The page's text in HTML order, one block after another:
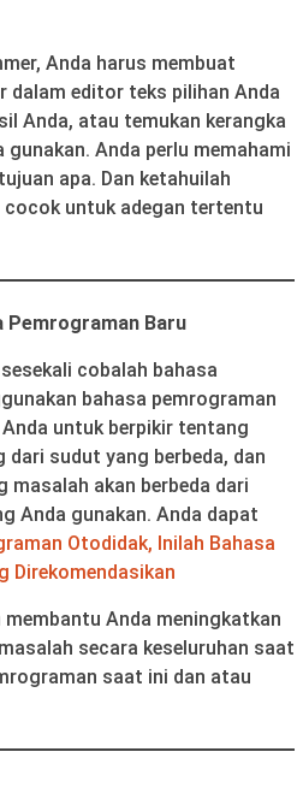
Anda harus membuat
dalam editor teks pilihan Anda
Anda, atau temukan kerangka
Anda perlu memahami
apa. Dan ketahuilah
untuk adegan tertentu
Pemrograman Baru
cobalah bahasa
bahasa pemrograman
untuk berpikir tentang
dari sudut yang berbeda, dan
masalah akan berbeda dari
Anda gunakan. Anda dapat
Otodidak, Inilah Bahasa
Direkomendasikan
Anda meningkatkan
secara keseluruhan saat
saat ini dan atau